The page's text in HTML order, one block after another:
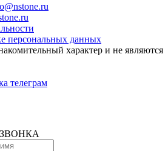
персональных данных
характер и не являются